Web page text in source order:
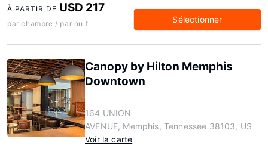
À PARTIR DE USD 217
par chambre / par nuit Sélectionner
Canopy by Hilton Memphis
Downtown
164 UNION
AVENUE, Memphis, Tennessee 38103, US
Voir la carte